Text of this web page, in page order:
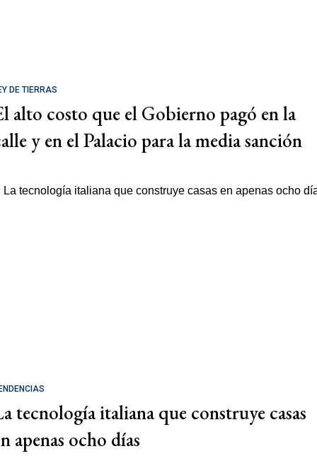
DE TIERRAS
alto costo que el Gobierno pagó en la
y en el Palacio para la media sanción
tecnología italiana que construye casas
apenas ocho días